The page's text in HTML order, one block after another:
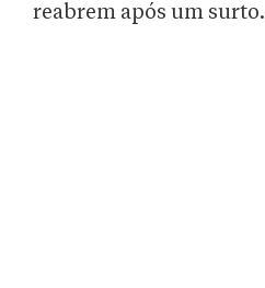
reabrem após um surto.